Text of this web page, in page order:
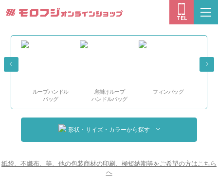
モロフジオン
TEL
ループハンドル
バッグ
肩掛けループ
ハンドルバッグ
フィンバッグ
形状・サイズ・カラーから探す
紙袋、不織布、等、他の包装商材の印刷、極短納期等をご希望の方はこちら
へ